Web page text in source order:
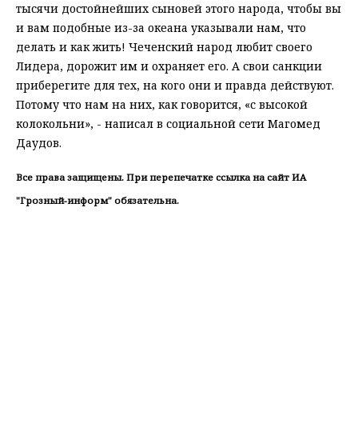
тысячи достойнейших сыновей этого народа, чтобы вы
и вам подобные из-за океана указывали нам, что
делать и как жить! Чеченский народ любит своего
Лидера, дорожит им и охраняет его. А свои санкции
приберегите для тех, на кого они и правда действуют.
Потому что нам на них, как говорится, «с высокой
колокольни», - написал в социальной сети Магомед
Даудов.
Все права защищены. При перепечатке ссылка на сайт ИА
"Грозный-информ" обязательна.